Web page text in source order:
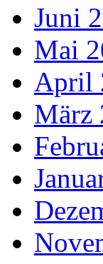
Juni
Mai
April
März